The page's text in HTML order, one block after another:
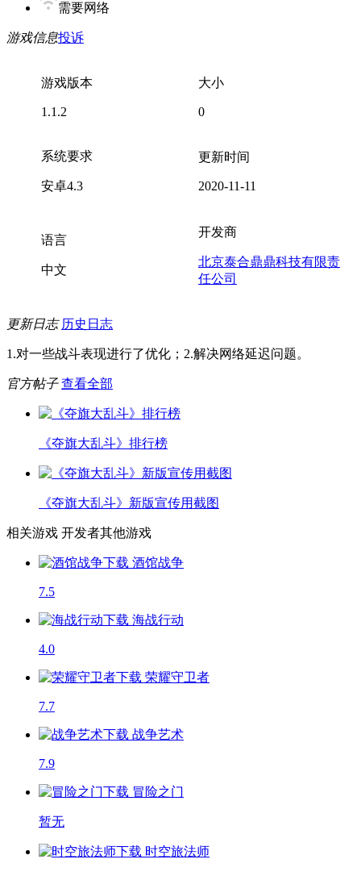
需要网络
游戏信息投诉
游戏版本
1.1.2
大小
0
系统要求
安卓4.3
更新时间
2020-11-11
语言
中文
开发商
北京泰合鼎鼎科技有限责
任公司
更新日志 历史日志
1.对一些战斗表现进行了优化；2.解决网络延迟问题。
官方帖子 查看全部
《夺旗大乱斗》排行榜
《夺旗大乱斗》新版宣传用截图
相关游戏 开发者其他游戏
酒馆战争
7.5
海战行动
4.0
荣耀守卫者
7.7
战争艺术
7.9
冒险之门
暂无
时空旅法师